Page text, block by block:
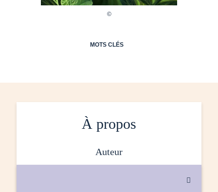
MOTS CLÉS
À propos
auteur
